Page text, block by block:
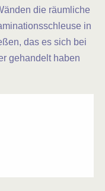
die räumliche
in
das es sich bei
gehandelt haben